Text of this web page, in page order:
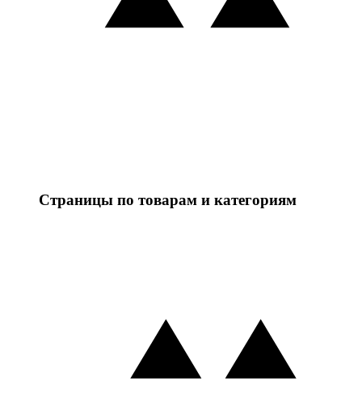
Страницы по товарам и категориям